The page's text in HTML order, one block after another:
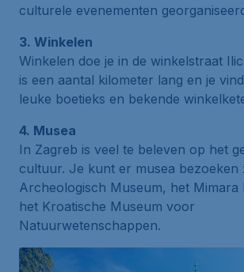
culturele evenementen
3. Winkelen
Winkelen doe je in de winkelstraat
is een aantal kilometer lang en je
leuke boetieks en bekende
4. Musea
In Zagreb is veel te beleven op het
cultuur. Je kunt er musea bezoeken
Archeologisch Museum, het Mimara
het Kroatische Museum voor
Natuurwetenschappen.